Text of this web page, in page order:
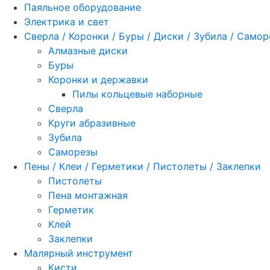
Паяльное оборудование
Электрика и свет
Сверла / Коронки / Буры / Диски / Зубила /
Алмазные диски
Буры
Коронки и державки
Пилы кольцевые наборные
Сверла
Круги абразивные
Зубила
Саморезы
Пены / Клеи / Герметики / Пистолеты / Заклепки
Пистолеты
Пена монтажная
Герметик
Клей
Заклепки
Малярный инструмент
Кисти